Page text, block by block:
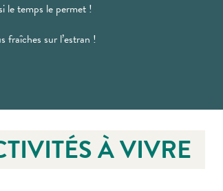
le temps le permet !
sur l’estran !
À VIVRE